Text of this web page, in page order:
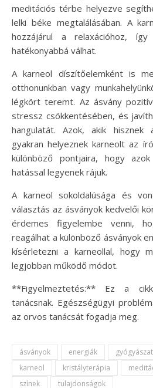
meditációs térbe helyezve
lelki béke megtalálásában. A
hozzájárul a relaxációhoz,
hatékonyabbá válhat.
A karneol díszítőelemként is
otthonunkban vagy
légkört teremt. Az ásvány
stressz csökkentésében, és
hangulatát. Azok, akik hisznek
gyakran helyeznek karneolt az
különböző pontjaira, hogy
hatással legyenek rájuk.
A karneol sokoldalúsága és
választás az ásványok kedvelői
érdemes figyelembe venni,
reagálhat a különböző ásványok
kísérletezni a karneollal, hogy
legjobban működő módot.
**Figyelmeztetés:** Ez a
tanácsnak. Egészségügyi
az orvos tanácsát fogadja meg.
ásványok energiák gyógyászat
karneol
kristályterápia
színek
tulajdonságok